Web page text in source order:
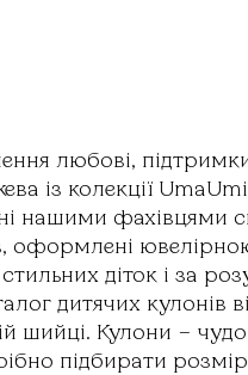
любові,
із колекції
нашими фахівцями
оформлені
діток і за
дитячих кулонів
шийці. Кулони –
підбирати